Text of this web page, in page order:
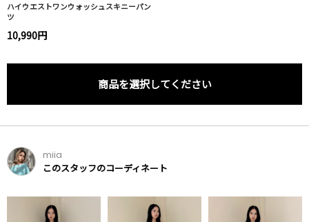
ハイウエストワンウォッシュスキニーパン
ツ
10,990円
商品を選択してください
miia
このスタッフのコーディネート